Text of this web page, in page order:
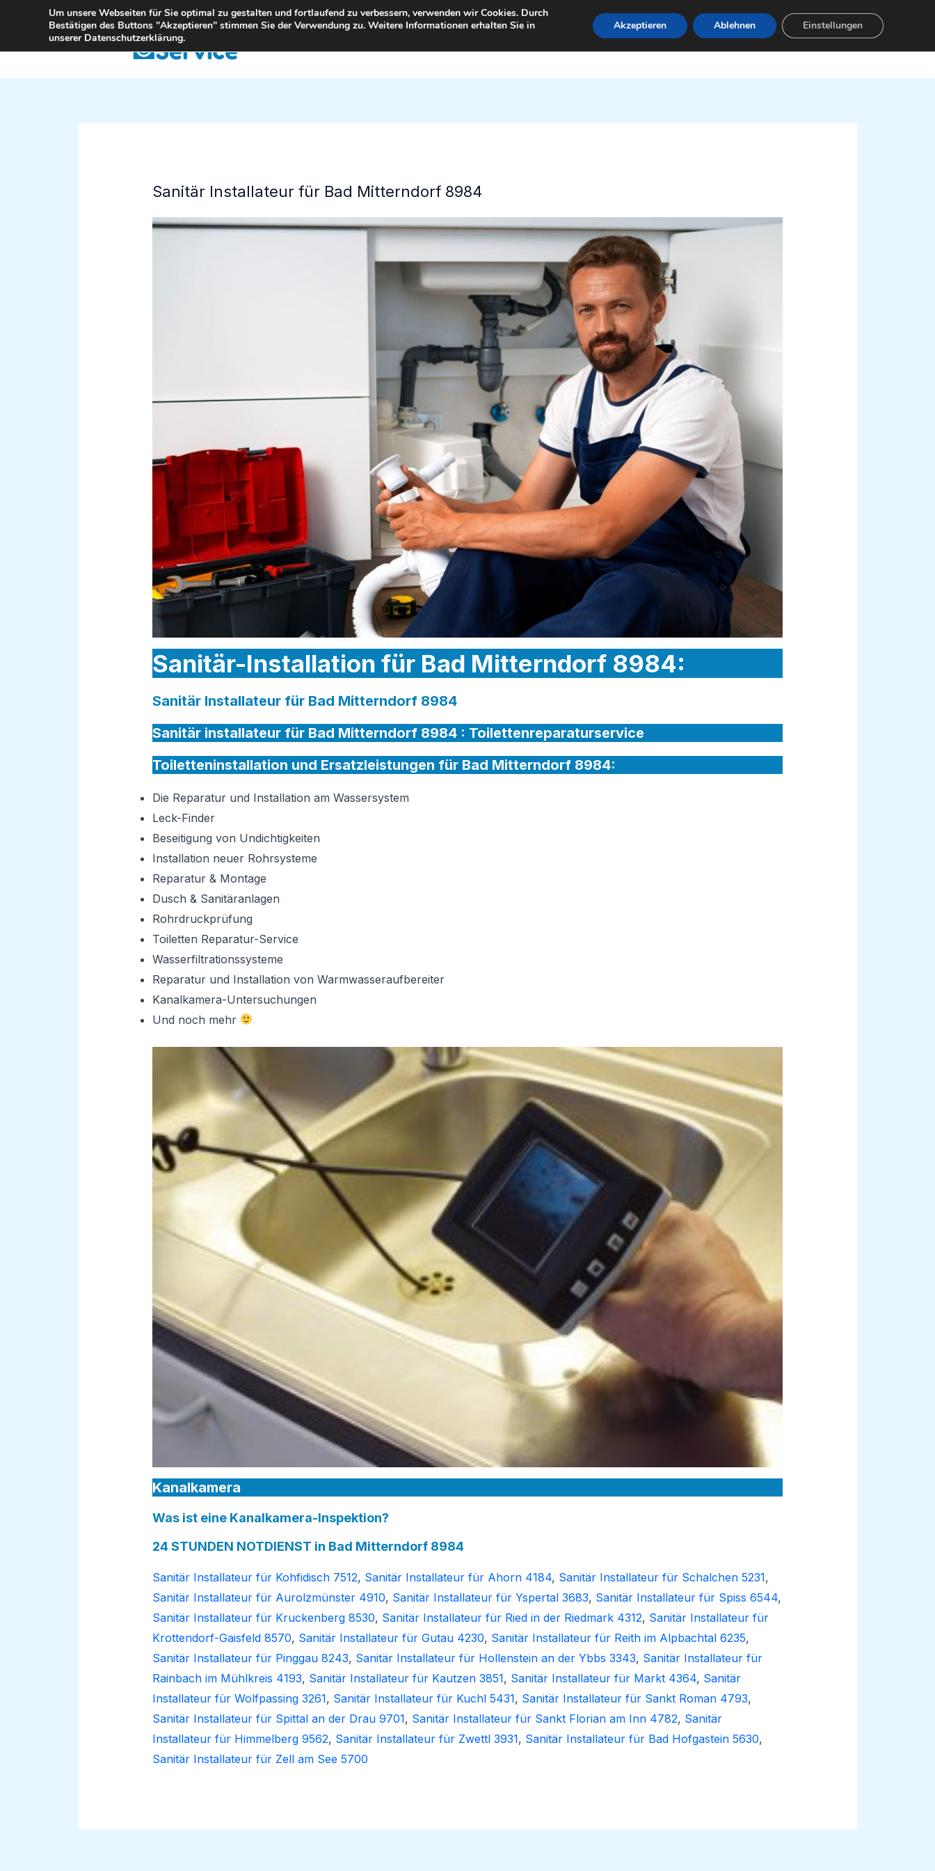
springen
StartSeite Leistungen Servicebereiche
Sanitär Installateur für Bad Mitterndorf 8984
Sanitär-Installation für Bad Mitterndorf 8984:
Sanitär Installateur für Bad Mitterndorf 8984
Sanitär installateur für Bad Mitterndorf 8984 : Toilettenreparaturservice
Toiletteninstallation und Ersatzleistungen für Bad Mitterndorf 8984:
Die Reparatur und Installation am Wassersystem
Leck-Finder
Beseitigung von Undichtigkeiten
Installation neuer Rohrsysteme
Reparatur & Montage
Dusch & Sanitäranlagen
Rohrdruckprüfung
Toiletten Reparatur-Service
Wasserfiltrationssysteme
Reparatur und Installation von Warmwasseraufbereiter
Kanalkamera-Untersuchungen
Und noch mehr
Kanalkamera
Was ist eine Kanalkamera-Inspektion?
24 STUNDEN NOTDIENST in Bad Mitterndorf 8984
Sanitär Installateur für Kohfidisch 7512, Sanitär Installateur für Ahorn 4184, Sanitär Installateur für Schalchen 5231,
Sanitär Installateur für Aurolzmünster 4910, Sanitär Installateur für Yspertal 3683, Sanitär Installateur für Spiss 6544,
Sanitär Installateur für Kruckenberg 8530, Sanitär Installateur für Ried in der Riedmark 4312, Sanitär Installateur für
Krottendorf-Gaisfeld 8570, Sanitär Installateur für Gutau 4230, Sanitär Installateur für Reith im Alpbachtal 6235,
Sanitär Installateur für Pinggau 8243, Sanitär Installateur für Hollenstein an der Ybbs 3343, Sanitär Installateur für
Rainbach im Mühlkreis 4193, Sanitär Installateur für Kautzen 3851, Sanitär Installateur für Markt 4364, Sanitär
Installateur für Wolfpassing 3261, Sanitär Installateur für Kuchl 5431, Sanitär Installateur für Sankt Roman 4793,
Sanitär Installateur für Spittal an der Drau 9701, Sanitär Installateur für Sankt Florian am Inn 4782, Sanitär
Installateur für Himmelberg 9562, Sanitär Installateur für Zwettl 3931, Sanitär Installateur für Bad Hofgastein 5630,
Sanitär Installateur für Zell am See 5700
Um unsere Webseiten für Sie optimal zu gestalten und fortlaufend zu verbessern, verwenden wir Cookies. Durch
Bestätigen des Buttons "Akzeptieren" stimmen Sie der Verwendung zu. Weitere Informationen erhalten Sie in
unserer Datenschutzerklärung.
Akzeptieren Ablehnen Einstellungen